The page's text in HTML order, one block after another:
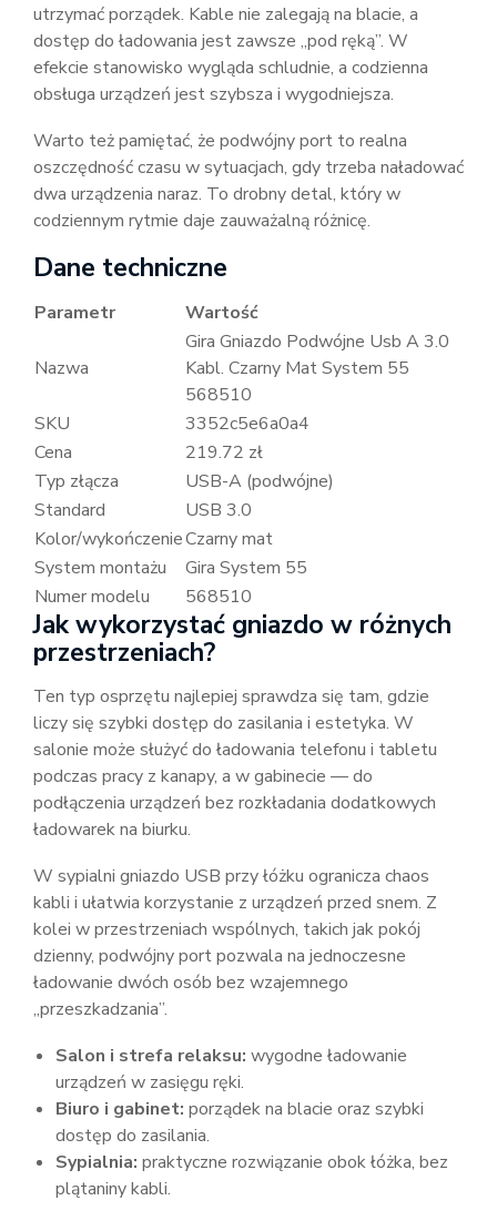
utrzymać porządek. Kable nie zalegają na blacie, a
dostęp do ładowania jest zawsze „pod ręką”. W
efekcie stanowisko wygląda schludnie, a codzienna
obsługa urządzeń jest szybsza i wygodniejsza.
Warto też pamiętać, że podwójny port to realna
oszczędność czasu w sytuacjach, gdy trzeba naładować
dwa urządzenia naraz. To drobny detal, który w
codziennym rytmie daje zauważalną różnicę.
Dane techniczne
Parametr Wartość
Nazwa
Gira Gniazdo Podwójne Usb A 3.0
Kabl. Czarny Mat System 55
568510
SKU
3352c5e6a0a4
Cena
219.72 zł
Typ złącza
USB-A (podwójne)
Standard
USB 3.0
Kolor/wykończenieCzarny mat
System montażu
Gira System 55
Numer modelu
568510
Jak wykorzystać gniazdo w różnych
przestrzeniach?
Ten typ osprzętu najlepiej sprawdza się tam, gdzie
liczy się szybki dostęp do zasilania i estetyka. W
salonie może służyć do ładowania telefonu i tabletu
podczas pracy z kanapy, a w gabinecie — do
podłączenia urządzeń bez rozkładania dodatkowych
ładowarek na biurku.
W sypialni gniazdo USB przy łóżku ogranicza chaos
kabli i ułatwia korzystanie z urządzeń przed snem. Z
kolei w przestrzeniach wspólnych, takich jak pokój
dzienny, podwójny port pozwala na jednoczesne
ładowanie dwóch osób bez wzajemnego
„przeszkadzania”.
Salon i strefa relaksu: wygodne ładowanie
urządzeń w zasięgu ręki.
Biuro i gabinet: porządek na blacie oraz szybki
dostęp do zasilania.
Sypialnia: praktyczne rozwiązanie obok łóżka, bez
plątaniny kabli.